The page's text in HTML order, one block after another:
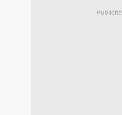
Publicité